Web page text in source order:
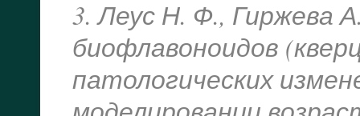
3. Леус Н. Ф., Гиржева
биофлавоноидов
патологических